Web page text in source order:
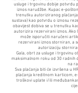
usluge i trgovinu dobije potvrdu
iznos narudžbe. Kupac e-
trenutku autoriziranog
sustava) kao potvrdu o iznosu
obavijest dobiva se u trenutku
autorizira rezervirani iznos. Ako
može isporučiti naručeni
rezervirani iznos storniran, a
autorizaciju
Gala, obrt za usluge i trgovinu
maksimalnom roku od 30 radnih
na
Sva plaćanja biti će izvršena u
plaćanja kreditnom karticom,
troškovi uplate i/ili